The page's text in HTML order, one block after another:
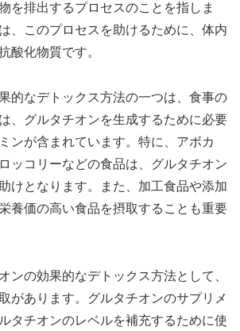
を排出するプロセスのことを指しま
、このプロセスを助けるために、体内
酸化物質です。
的なデトックス方法の一つは、食事の
、グルタチオンを生成するために必要
ンが含まれています。特に、アボカ
ッコリーなどの食品は、グルタチオン
けとなります。また、加工食品や添加
養価の高い食品を摂取することも重要
ンの効果的なデトックス方法として、
があります。グルタチオンのサプリメ
タチオンのレベルを補充するために使